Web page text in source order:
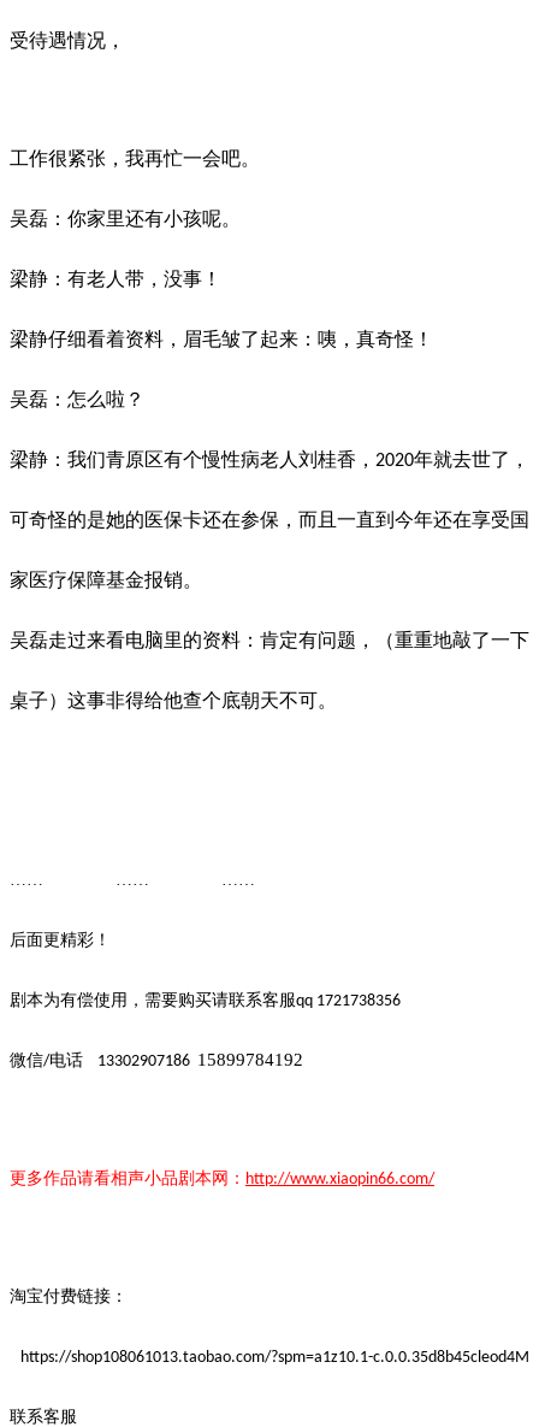
受待遇情况，
工作很紧张，我再忙一会吧。
吴磊：你家里还有小孩呢。
梁静：有老人带，没事！
梁静仔细看着资料，眉毛皱了起来：咦，真奇怪！
吴磊：怎么啦？
梁静：我们青原区有个慢性病老人刘桂香， 2020年就去世了，
可奇怪的是她的医保卡还在参保，而且一直到今年还在享受国
家医疗保障基金报销。
吴磊走过来看电脑里的资料：肯定有问题，（重重地敲了一下
桌子）这事非得给他查个底朝天不可。
后面更精彩！
剧本为有偿使用，需要购买请联系客服qq 1721738356
微信/电话 13302907186 15899784192
更多作品请看相声小品剧本网： http://www.xiaopin66.com/
淘宝付费链接：
https://shop108061013.taobao.com/?spm=a1z10.1-c.0.0.35d8b45cleod4M
联系客服